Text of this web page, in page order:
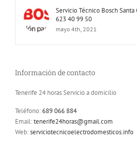
Servicio Técnico Bosch Santa
623 40 99 50
mayo 4th, 2021
Información de contacto
Tenerife 24 horas Servicio a domicilio
Teléfono:689 066 884
Email:tenerife24horas@gmail.com
Web:serviciotecnicoelectrodomesticos.info